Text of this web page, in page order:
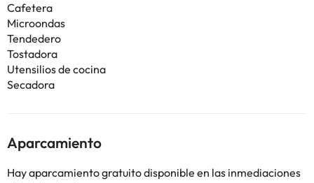
Cafetera
Microondas
Tendedero
Tostadora
Utensilios de cocina
Secadora
Aparcamiento
Hay aparcamiento gratuito disponible en las inmediaciones